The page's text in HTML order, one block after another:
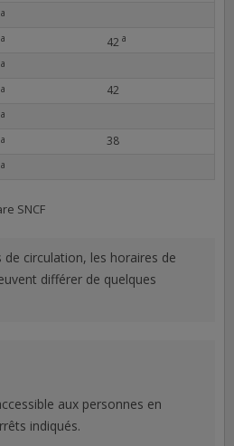
a
a 42 a
a
a
42
a
a
38
a
SNCF
de circulation, les horaires de
différer de quelques
aux personnes en
indiqués.